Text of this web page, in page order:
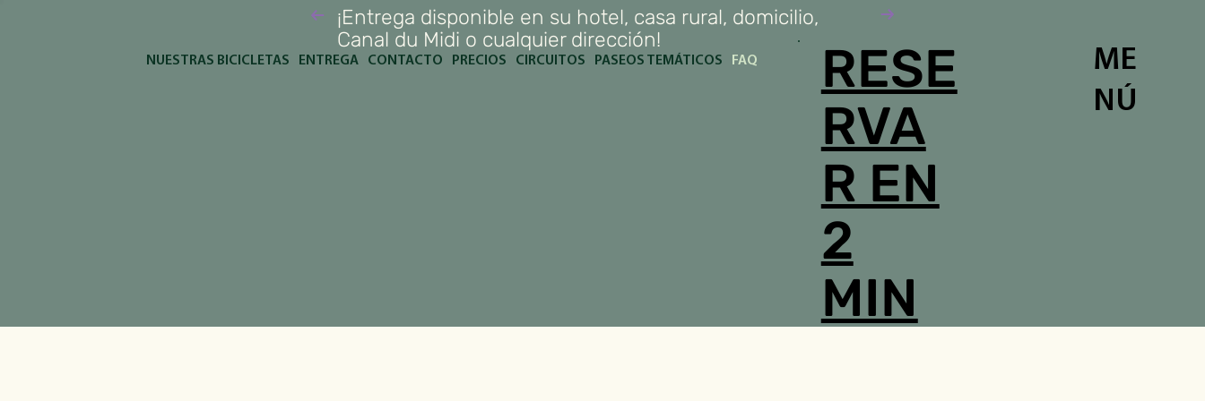
RESE
RVA
R EN
2
MIN
NUESTRAS BICICLETAS ENTREGA CONTACTO PRECIOS CIRCUITOS PASEOS TEMÁTICOS FAQ
ME
NÚ
¡Entrega disponible en su hotel, casa rural, domicilio,
Canal du Midi o cualquier dirección!